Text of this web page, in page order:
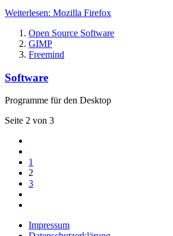
Weiterlesen: Mozilla Firefox
Open Source Software
GIMP
Freemind
Software
Programme für den Desktop
Seite 2 von 3
1
2
3
Impressum